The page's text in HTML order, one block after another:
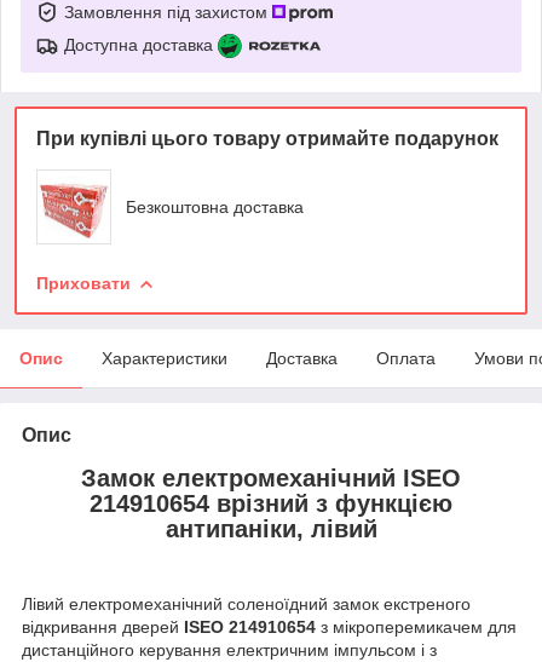
Замовлення під захистом
Доступна доставка
При купівлі цього товару отримайте подарунок
Безкоштовна доставка
Приховати
Опис Характеристики Доставка Оплата Умови
Опис
Замок електромеханічний ISEO
214910654 врізний з функцією
антипаніки, лівий
Лівий електромеханічний соленоїдний замок екстреного
відкривання дверей ISEO 214910654 з мікроперемикачем для
дистанційного керування електричним імпульсом і з